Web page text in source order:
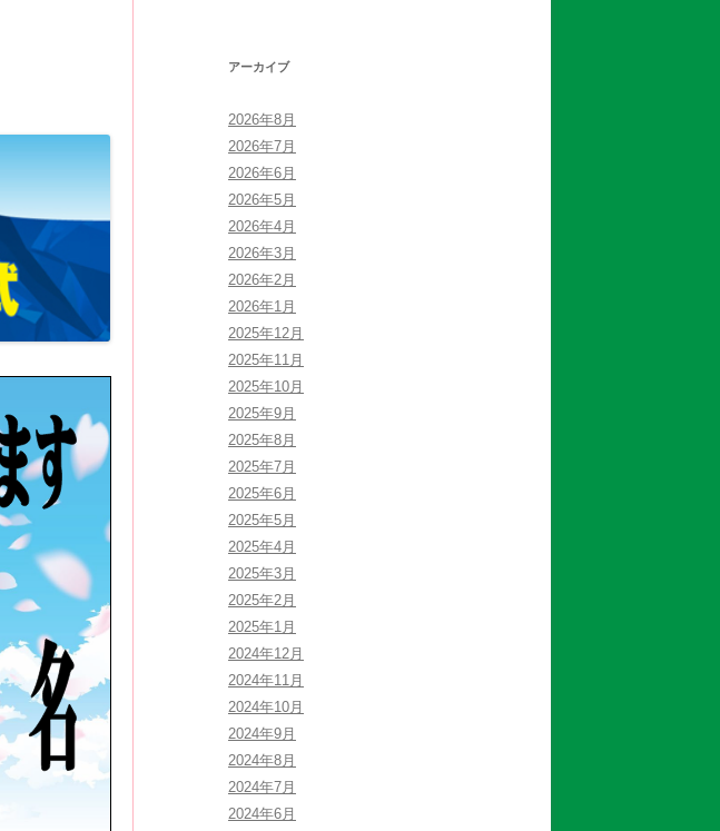
アーカイブ
2026年8月
2026年7月
2026年6月
2026年5月
2026年4月
2026年3月
2026年2月
2026年1月
2025年12月
2025年11月
2025年10月
2025年9月
2025年8月
2025年7月
2025年6月
2025年5月
2025年4月
2025年3月
2025年2月
2025年1月
2024年12月
2024年11月
2024年10月
2024年9月
2024年8月
2024年7月
2024年6月